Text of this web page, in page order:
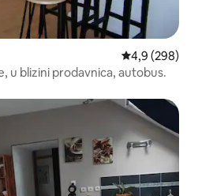
Prosječna
4,9 (298)
u blizini prodavnica, autobus.